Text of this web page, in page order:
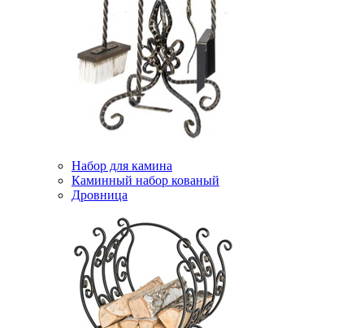
Набор для камина
Каминный набор кованый
Дровница